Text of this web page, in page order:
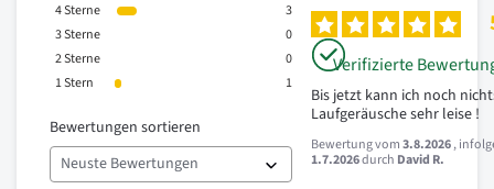
4Sterne
3
3Sterne
0
2Sterne
0
1Stern 1
Bewertungen sortieren
Verifizierte
Bis jetzt kann ich noch
Laufgeräusche sehr leise !
Bewertung vom3.8.2026,
1.7.2026durch David R.